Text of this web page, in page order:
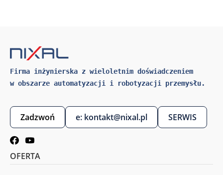
Firma inżynierska z wieloletnim doświadczeniem
w obszarze automatyzacji i robotyzacji przemysłu.
Zadzwoń e: kontakt@nixal.pl SERWIS
OFERTA